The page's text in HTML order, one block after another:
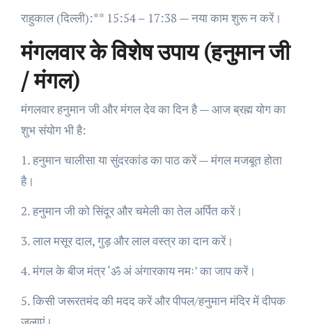
राहुकाल (दिल्ली):** 15:54 – 17:38 — नया काम शुरू न करें।
मंगलवार के विशेष उपाय (हनुमान जी
/ मंगल)
मंगलवार हनुमान जी और मंगल देव का दिन है — आज ब्रह्म योग का
शुभ संयोग भी है:
1. हनुमान चालीसा या सुंदरकांड का पाठ करें — मंगल मजबूत होता
है।
2. हनुमान जी को सिंदूर और चमेली का तेल अर्पित करें।
3. लाल मसूर दाल, गुड़ और लाल वस्त्र का दान करें।
4. मंगल के बीज मंत्र ‘ॐ अं अंगारकाय नमः’ का जाप करें।
5. किसी जरूरतमंद की मदद करें और पीपल/हनुमान मंदिर में दीपक